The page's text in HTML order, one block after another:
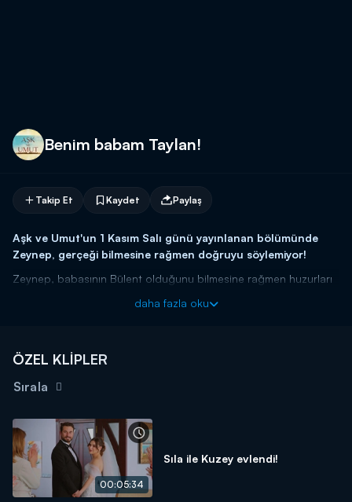
Benim babam Taylan!
Takip Et Kaydet Paylaş
Aşk ve Umut'un 1 Kasım Salı günü yayınlanan bölümünde
Zeynep, gerçeği bilmesine rağmen doğruyu söylemiyor!
Zeynep, babasının Bülent olduğunu bilmesine rağmen huzurları
daha fazla oku
ÖZEL KLİPLER
Sırala
00:05:34
Sıla ile Kuzey evlendi!